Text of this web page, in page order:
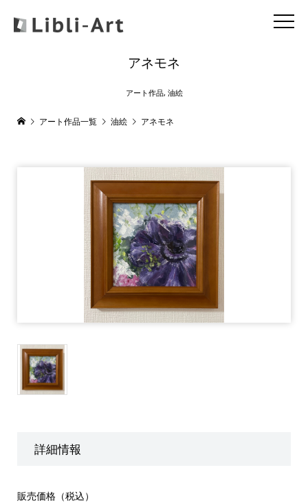
アネモネ
アート作品, 油絵
アート作品一覧 油絵 アネモネ
詳細情報
販売価格（税込）